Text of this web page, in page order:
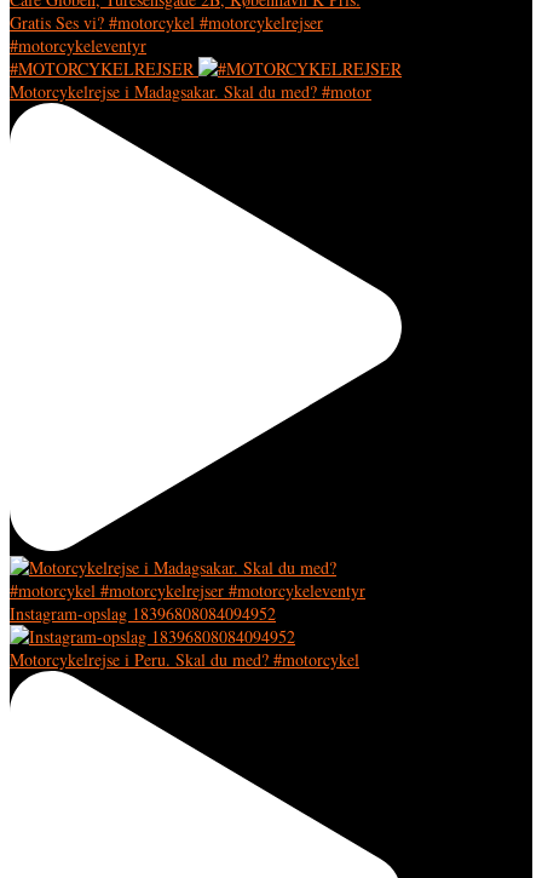
#MOTORCYKELREJSER
Motorcykelrejse i Madagsakar. Skal du med? #motor
Instagram-opslag 18396808084094952
Motorcykelrejse i Peru. Skal du med? #motorcykel